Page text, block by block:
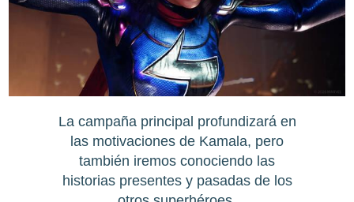
La campaña principal profundizará en
las motivaciones de Kamala, pero
también iremos conociendo las
historias presentes y pasadas de los